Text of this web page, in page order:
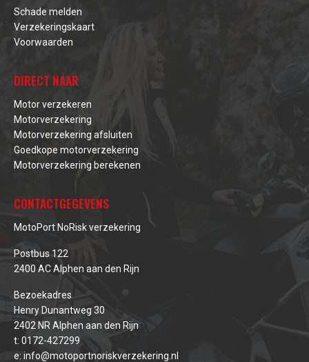
Schade melden
Verzekeringskaart
Voorwaarden
DIRECT NAAR
Motor verzekeren
Motorverzekering
Motorverzekering afsluiten
Goedkope motorverzekering
Motorverzekering berekenen
CONTACTGEGEVENS
MotoPort NoRisk verzekering
Postbus 122
2400 AC Alphen aan den Rijn
Bezoekadres
Henry Dunantweg 30
2402 NR Alphen aan den Rijn
t: 0172-427299
e: info@motoportnoriskverzekering.nl